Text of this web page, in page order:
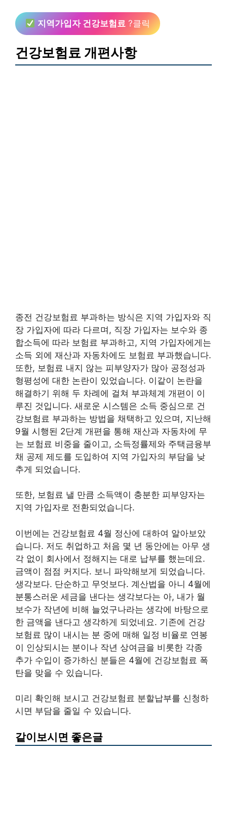
지역가입자 건강보험료 ?클릭
건강보험료 개편사항
종전 건강보험료 부과하는 방식은 지역 가입자와 직
장 가입자에 따라 다르며, 직장 가입자는 보수와 종
합소득에 따라 보험료 부과하고, 지역 가입자에게는
소득 외에 재산과 자동차에도 보험료 부과했습니다.
또한, 보험료 내지 않는 피부양자가 많아 공정성과
형평성에 대한 논란이 있었습니다. 이같이 논란을
해결하기 위해 두 차례에 걸쳐 부과체계 개편이 이
루진 것입니다. 새로운 시스템은 소득 중심으로 건
강보험료 부과하는 방법을 채택하고 있으며, 지난해
9월 시행된 2단계 개편을 통해 재산과 자동차에 무
는 보험료 비중을 줄이고, 소득정률제와 주택금융부
채 공제 제도를 도입하여 지역 가입자의 부담을 낮
추게 되었습니다.
또한, 보험료 낼 만큼 소득액이 충분한 피부양자는
지역 가입자로 전환되었습니다.
이번에는 건강보험료 4월 정산에 대하여 알아보았
습니다. 저도 취업하고 처음 몇 년 동안에는 아무 생
각 없이 회사에서 정해지는 대로 납부를 했는데요.
금액이 점점 커지다. 보니 파악해보게 되었습니다.
생각보다. 단순하고 무엇보다. 계산법을 아니 4월에
분통스러운 세금을 낸다는 생각보다는 아, 내가 월
보수가 작년에 비해 늘었구나라는 생각에 바탕으로
한 금액을 낸다고 생각하게 되었네요. 기존에 건강
보험료 많이 내시는 분 중에 매해 일정 비율로 연봉
이 인상되시는 분이나 작년 상여금을 비롯한 각종
추가 수입이 증가하신 분들은 4월에 건강보험료 폭
탄을 맞을 수 있습니다.
미리 확인해 보시고 건강보험료 분할납부를 신청하
시면 부담을 줄일 수 있습니다.
같이보시면 좋은글